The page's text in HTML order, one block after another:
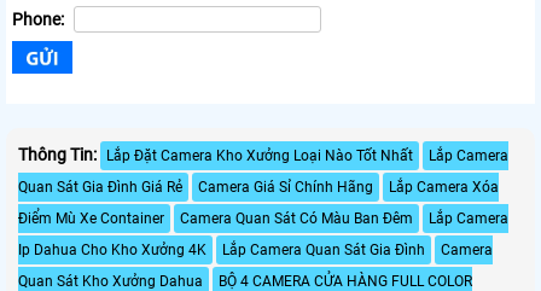
Phone:
Thông Tin: Lắp Đặt Camera Kho Xưởng Loại Nào Tốt Nhất
Lắp Camera
Quan Sát Gia Đình Giá Rẻ
Camera Giá Sỉ Chính Hãng
Lắp Camera Xóa
Điểm Mù Xe Container
Camera Quan Sát Có Màu Ban Đêm
Lắp Camera
Ip Dahua Cho Kho Xưởng 4K
Lắp Camera Quan Sát Gia Đình
Camera
Quan Sát Kho Xưởng Dahua
BỘ 4 CAMERA CỬA HÀNG FULL COLOR